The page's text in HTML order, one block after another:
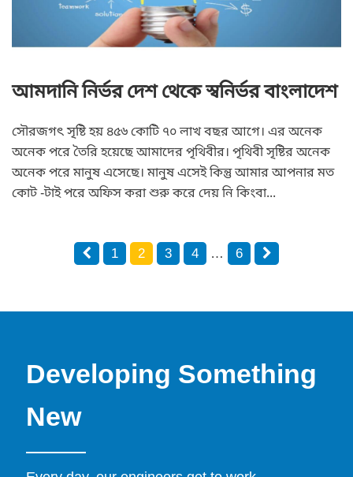
আমদানি নির্ভর দেশ থেকে স্বনির্ভর বাংলাদেশ
সৌরজগৎ সৃষ্টি হয় ৪৫৬ কোটি ৭০ লাখ বছর আগে। এর অনেক
অনেক পরে তৈরি হয়েছে আমাদের পৃথিবীর। পৃথিবী সৃষ্টির অনেক
অনেক পরে মানুষ এসেছে। মানুষ এসেই কিন্তু আমার আপনার মত
কোট -টাই পরে অফিস করা শুরু করে দেয় নি কিংবা...
1 2 3 4 … 6
Developing Something
New